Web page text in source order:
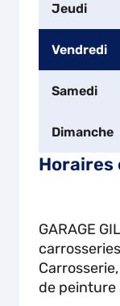
Jeudi
Vendredi
Samedi
Dimanche
Horaires
GARAGE
de peinture